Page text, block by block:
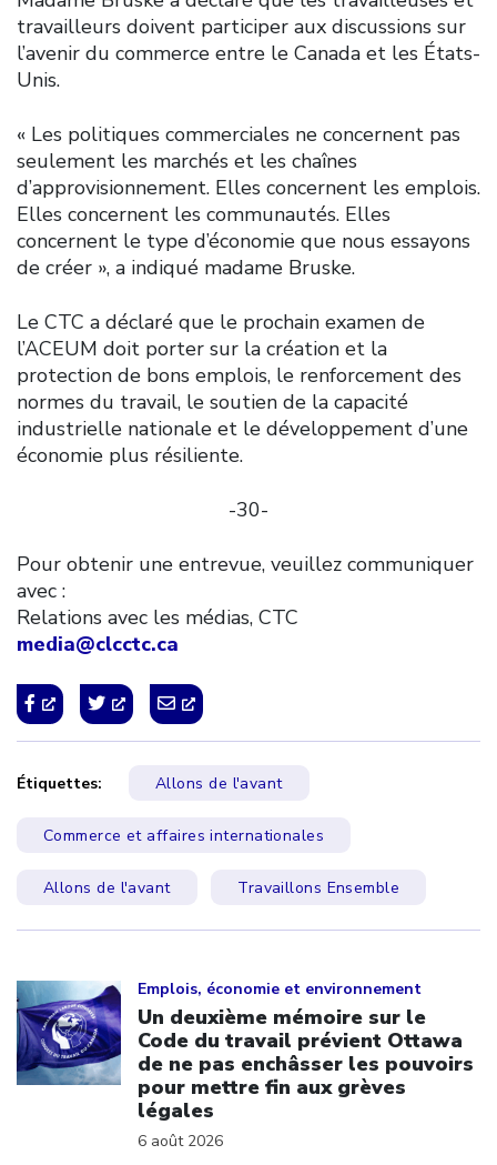
travailleurs doivent participer aux discussions sur
l’avenir du commerce entre le Canada et les États-
Unis.
« Les politiques commerciales ne concernent pas
seulement les marchés et les chaînes
d’approvisionnement. Elles concernent les emplois.
Elles concernent les communautés. Elles
concernent le type d’économie que nous essayons
de créer », a indiqué madame Bruske.
Le CTC a déclaré que le prochain examen de
l’ACEUM doit porter sur la création et la
protection de bons emplois, le renforcement des
normes du travail, le soutien de la capacité
industrielle nationale et le développement d’une
économie plus résiliente.
-30-
Pour obtenir une entrevue, veuillez communiquer
avec :
Relations avec les médias, CTC
media@clcctc.ca
Étiquettes: Allons de l'avant
Commerce et affaires internationales
Allons de l'avant Travaillons Ensemble
Emplois, économie et environnement
Un deuxième mémoire sur le
Code du travail prévient Ottawa
de ne pas enchâsser les pouvoirs
pour mettre fin aux grèves
légales
6 août 2026